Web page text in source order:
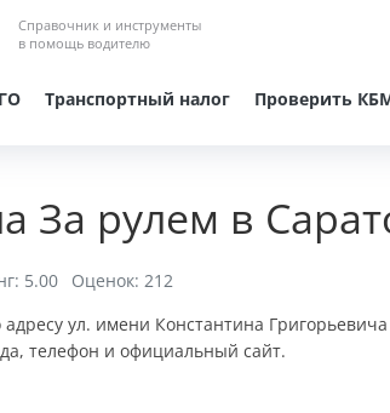
Справочник и инструменты
в помощь водителю
Транспортный налог Проверить
За рулем в
5.00 Оценок: 212
ул. имени Константина
телефон и официальный сайт.